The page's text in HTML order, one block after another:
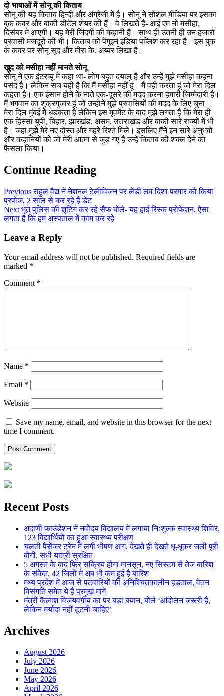
दो भाषाओं में सोनू की किताब
सोनू की यह किताब हिन्दी और अंग्रेजी में है। सोनू ने सोशल मीडिया पर इसका
बुक कवर और बाकी डीटेल शेयर की हैं। वे लिखते हैं- आई एम नो मसीहा,
दिसंबर में आएगी। यह मेरी जिंदगी की कहानी है। साथ ही उतनी ही उन हजारों
प्रवासी मजदूरों की भी। किताब को पेंगुइन इंडिया पब्लिश कर रहा है। इस बुक
के कवर पर सोनू सूद और मीरा के. अय्यर लिखा है।
खुद को मसीहा नहीं मानते सोनू
सोनू ने एक इंटरव्यू में कहा था- लोग बहुत दयालु है और उन्हें मुझे मसीहा कहना
पसंद है। लेकिन सच यही है कि मैं मसीहा नहीं हूं। मैं वही करता हूं जो मेरा दिल
कहता है। एक इंसान होने के नाते एक-दूसरे की मदद करना हमारी जिम्मेदारी है।
मैं भगवान का शुक्रगुजार हूं जो उन्होंने मुझे प्रवासियों की मदद के लिए चुना।
मेरा दिल मुंबई में धड़कता है लेकिन इस मूवमेंट के बाद मुझे लगता है कि मेरा ही
एक हिस्सा यूपी, बिहार, झारखंड, असम, उत्तराखंड और बाकी सारे राज्यों में भी
है। जहां मुझे मेरे नए दोस्त और गहरे रिश्ते मिले। इसलिए मैंने इन सारे अनुभवों
और कहानियों को जो मेरी आत्मा से जुड़ गए हैं उन्हें किताब की शक्ल देने का
फैसला किया।
Continue Reading
Previousराहुल वैद्य ने नेशनल टेलीविजन पर लेडी लव दिशा परमार को किया
प्रपोज, 2 साल से कर रहे हैं डेट
Next भूत पुलिस की शूटिंग कर रहे सैफ बोले- यह हाई रिस्क प्रोफेशन, ऐसा
लगता है कि हम अस्पताल में काम कर रहे
Leave a Reply
Your email address will not be published. Required fields are
marked *
Comment *
Name *
Email *
Website
Save my name, email, and website in this browser for the next
time I comment.
Recent Posts
अदाणी फाउंडेशन ने नवोदय विद्यालय में लगाया निःशुल्क स्वास्थ्य शिविर,
123 विद्यार्थियों का हुआ स्वास्थ्य परीक्षण
चलती पैसेंजर ट्रेन में लगी भीषण आग, देखते ही देखते धू-धूकर जली पूरी
बोगी, सभी यात्री सुरक्षित
5 अगस्त के बाद फिर सक्रिय होगा मानसून, नए सिस्टम से तेज बारिश
के संकेत, 42 जिलों में अब भी कम हुई है बारिश
मध्य प्रदेश में आज से पटवारियों की अनिश्चितकालीन हड़ताल, वेतन
विसंगति समेत ये हैं प्रमुख मांगें
मंत्री कैलाश विजयवर्गीय का पर बड़ा बयान, बोले ‘आंदोलन जरूरी है,
लेकिन मर्यादा नहीं टूटनी चाहिए’
Archives
August 2026
July 2026
June 2026
May 2026
April 2026